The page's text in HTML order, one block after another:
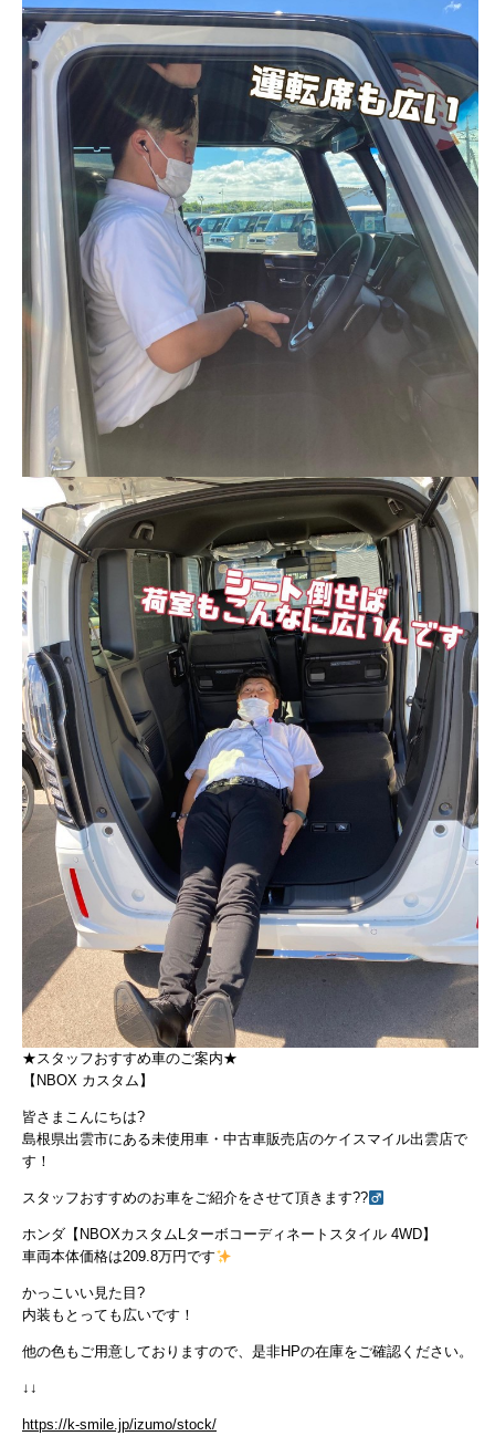
★スタッフおすすめ車のご案内★
【NBOX カスタム】
皆さまこんにちは?
島根県出雲市にある未使用車・中古車販売店のケイスマイル出雲店で
す！
スタッフおすすめのお車をご紹介をさせて頂きます??‍
ホンダ【NBOXカスタムLターボコーディネートスタイル 4WD】
車両本体価格は209.8万円です
かっこいい見た目?
内装もとっても広いです！
他の色もご用意しておりますので、是非HPの在庫をご確認ください。
↓↓
https://k-smile.jp/izumo/stock/